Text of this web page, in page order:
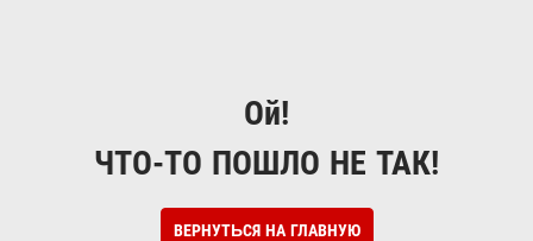
Ой!
ЧТО-ТО ПОШЛО НЕ ТАК!
ВЕРНУТЬСЯ НА ГЛАВНУЮ